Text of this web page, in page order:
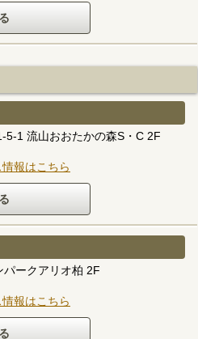
5-1 流山おおたかの森S・C 2F
報はこちら
ークアリオ柏 2F
報はこちら